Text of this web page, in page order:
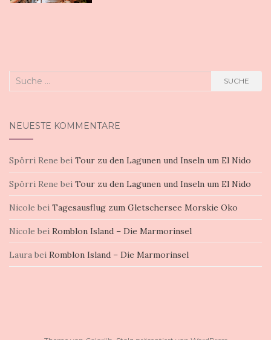
Suche
SUCHE
NEUESTE KOMMENTARE
Spörri Rene bei Tour zu den Lagunen und Inseln um El Nido
Spörri Rene bei Tour zu den Lagunen und Inseln um El Nido
Nicole bei Tagesausflug zum Gletschersee Morskie Oko
Nicole bei Romblon Island – Die Marmorinsel
Laura bei Romblon Island – Die Marmorinsel